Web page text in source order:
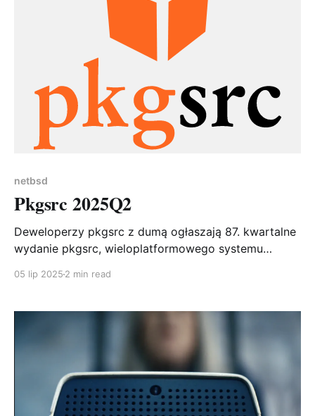
netbsd
Pkgsrc 2025Q2
Deweloperzy pkgsrc z dumą ogłaszają 87. kwartalne
wydanie pkgsrc, wieloplatformowego systemu
pakietów, oferując wsparcie dla szerokiej gamy
wydania pkgsrc-2025Q1 dodano 132 nowe pakiety,
usunięto 168 pakietów. To imponujący zestaw zmian,
05 lip 2025 2 min read